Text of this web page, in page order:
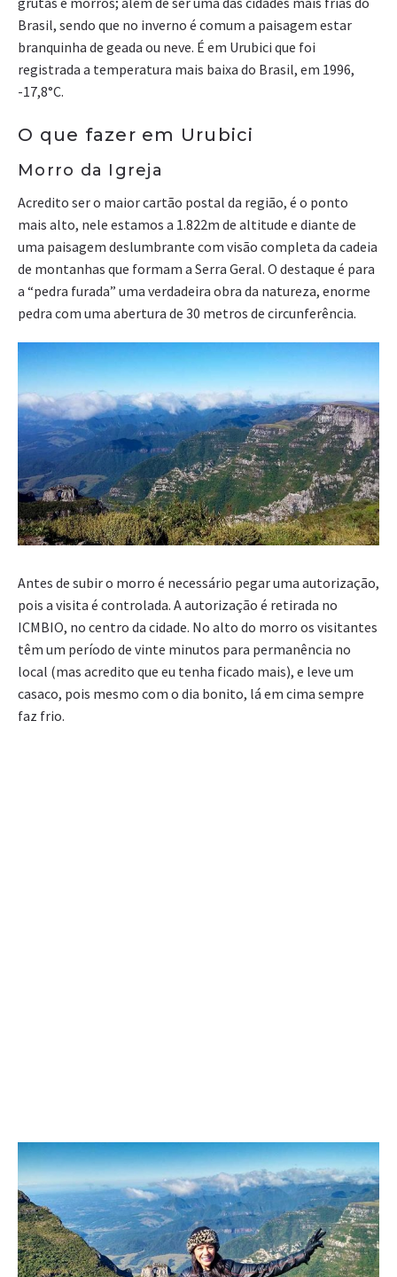
Brasil, sendo que no inverno é comum a paisagem estar
branquinha de geada ou neve. É em Urubici que foi
registrada a temperatura mais baixa do Brasil, em 1996,
-17,8°C.
O que fazer em Urubici
Morro da Igreja
Acredito ser o maior cartão postal da região, é o ponto
mais alto, nele estamos a 1.822m de altitude e diante de
uma paisagem deslumbrante com visão completa da cadeia
de montanhas que formam a Serra Geral. O destaque é para
a “pedra furada” uma verdadeira obra da natureza, enorme
pedra com uma abertura de 30 metros de circunferência.
Antes de subir o morro é necessário pegar uma autorização,
pois a visita é controlada. A autorização é retirada no
ICMBIO, no centro da cidade. No alto do morro os visitantes
têm um período de vinte minutos para permanência no
local (mas acredito que eu tenha ficado mais), e leve um
casaco, pois mesmo com o dia bonito, lá em cima sempre
faz frio.